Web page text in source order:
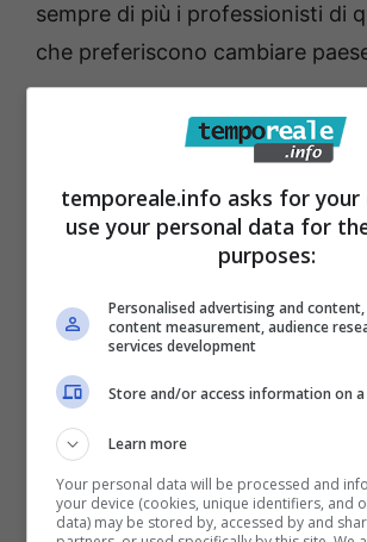
sempre di più i professionisti di
che preferiscono cambiare
Italia in crisi, la
trema: il dato parla
Nel 2022 – come riporta il
1000 abitanti, già era un numero
minimo, specialmente visto la
uguaglianza nel paese, ma ora i
di una media in questo momento
davvero misero per sostenere
temporeale.info asks for
use your personal data for
purposes:
Personalised advertising and
content measurement, audience
services development
Store and/or access information on a
Learn more
Your personal data will be processed and
your device (cookies, unique identifiers, and
data) may be stored by, accessed by and